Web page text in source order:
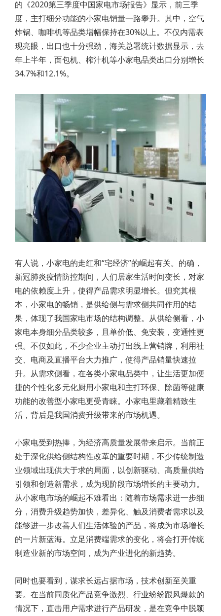
的《2020第三季度中国家电市场报告》显示，前三季
度，主打细分功能的小家电销量一路攀升。其中，空气
炸锅、咖啡机等品类增幅保持在30%以上。不仅内需表
现亮眼，出口也十分强劲，海关总署统计数据显示，去
年上半年，面包机、榨汁机等小家电品类出口分别增长
34.7%和12.1%。
有人说，小家电的走红和“宅经济”的崛起有关。的确，
新冠肺炎疫情防控期间，人们居家生活时间变长，对家
电的依赖度上升，使得产品需求明显增长。但究其根
本，小家电的畅销，是供给侧与需求侧共同作用的结
果，体现了我国家电市场的结构调整。从供给侧看，小
家电本身细分品类较多，且单价低、免安装，变通性更
强。不仅如此，不少企业主动打出线上营销牌，利用社
交、电商及直播平台大力推广，使得产品销量快速拉
升。从需求侧看，在各类小家电品类中，让生活更加便
捷的个性化多元化厨用小家电和主打环保、除菌等健康
功能的改善型小家电更受青睐。小家电里藏着精致生
活，背后是我国消费升级带来的市场机遇。
小家电受到热捧，为经济高质量发展带来启示。当前正
处于深化供给侧结构性改革的重要时期，不少传统制造
业领域出现供大于求的局面，以创新驱动、高质量供给
引领和创造新需求，成为现阶段市场增长的主要动力。
从小家电市场的崛起不难看出：随着市场需求进一步细
分，消费升级趋势加快，差异化、触及消费者需求以及
能够进一步改善人们生活体验的产品，将成为市场增长
的一片新蓝海。立足消费端需求的变化，将会打开传统
制造业新的市场空间，成为产业进化的新趋势。
同时也要看到，谋求长远占据市场，技术创新至关重
要。在当前同质化产品竞争激烈、行业纷纷跟风爆款的
情况下，直击用户需求进行产品研发，是在竞争中脱颖